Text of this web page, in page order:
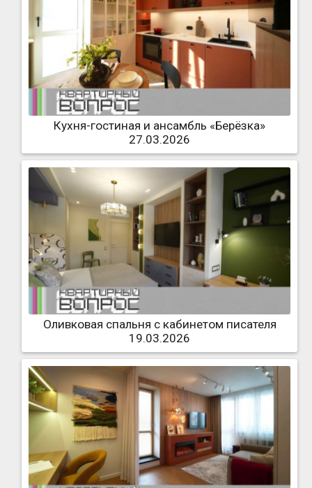
Кухня-гостиная и ансамбль «Берёзка»
27.03.2026
Оливковая спальня с кабинетом писателя
19.03.2026